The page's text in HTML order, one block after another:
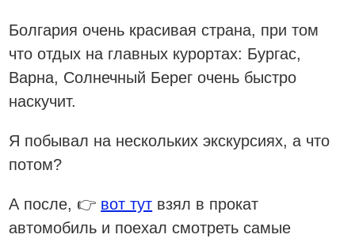
Болгария очень красивая страна, при том
что отдых на главных курортах: Бургас,
Варна, Солнечный Берег очень быстро
наскучит.
Я побывал на нескольких экскурсиях, а что
потом?
А после, 👉 вот тут взял в прокат
автомобиль и поехал смотреть самые